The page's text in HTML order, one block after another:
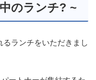
のランチ? ~
ランチをいただきまし